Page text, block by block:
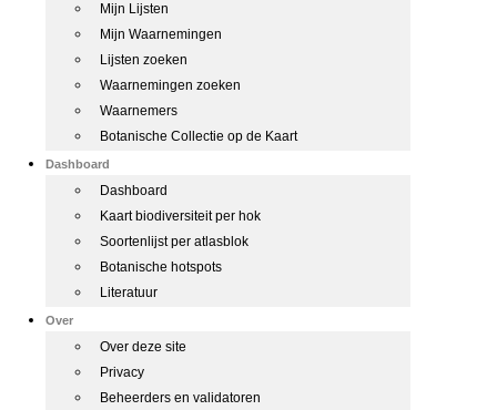
Mijn Lijsten
Mijn Waarnemingen
Lijsten zoeken
Waarnemingen zoeken
Waarnemers
Botanische Collectie op de Kaart
Dashboard
Dashboard
Kaart biodiversiteit per hok
Soortenlijst per atlasblok
Botanische hotspots
Literatuur
Over
Over deze site
Privacy
Beheerders en validatoren